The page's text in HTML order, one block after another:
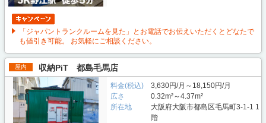
「ジャパントランクルームを見た」とお電話でお伝えいただくとどなたで
も値引き可能。 お気軽にご相談ください。
屋内 収納PiT 都島毛馬店
料金(税込)
3,630円/月～18,150円/月
広さ
0.32m²～4.37m²
所在地
大阪府大阪市都島区毛馬町3-1-1 1
階